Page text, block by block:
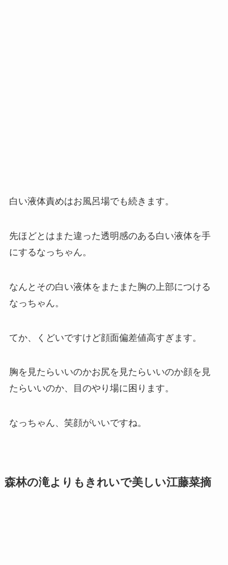
白い液体責めはお風呂場でも続きます。
先ほどとはまた違った透明感のある白い液体を手
にするなっちゃん。
なんとその白い液体をまたまた胸の上部につける
なっちゃん。
てか、くどいですけど顔面偏差値高すぎます。
胸を見たらいいのかお尻を見たらいいのか顔を見
たらいいのか、目のやり場に困ります。
なっちゃん、笑顔がいいですね。
森林の滝よりもきれいで美しい江藤菜摘